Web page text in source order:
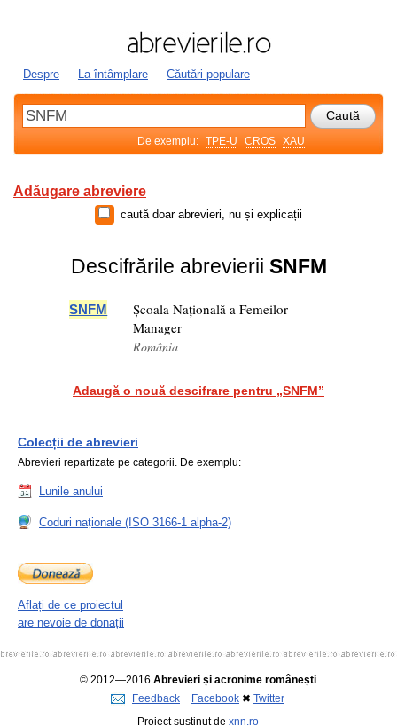
Despre La întâmplare Căutări populare
De exemplu: TPE-U CROS XAU
Adăugare abreviere
caută doar abrevieri, nu și explicații
Descifrările abrevierii SNFM
SNFM
Școala Națională a Femeilor
Manager
România
Adaugă o nouă descifrare pentru „SNFM”
Colecții de abrevieri
Abrevieri repartizate pe categorii. De exemplu:
Lunile anului
Coduri naționale (ISO 3166-1 alpha-2)
Aflați de ce proiectul
are nevoie de donații
© 2012—2016 Abrevieri și acronime românești
Feedback
Facebook ✖ Twitter
Proiect susținut de xnn.ro